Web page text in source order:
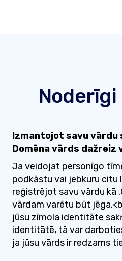
Izmantojot savu vārdu
Domēna vārds dažreiz
Ja veidojat personīgo
podkāstu vai jebkuru citu
reģistrējot savu vārdu kā
vārdam varētu būt
jūsu zīmola identitāte
identitātē, tā var
ja jūsu vārds ir redzams